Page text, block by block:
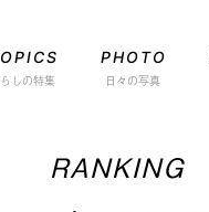
しの特集
PHOTO
日々の写真
RANKING